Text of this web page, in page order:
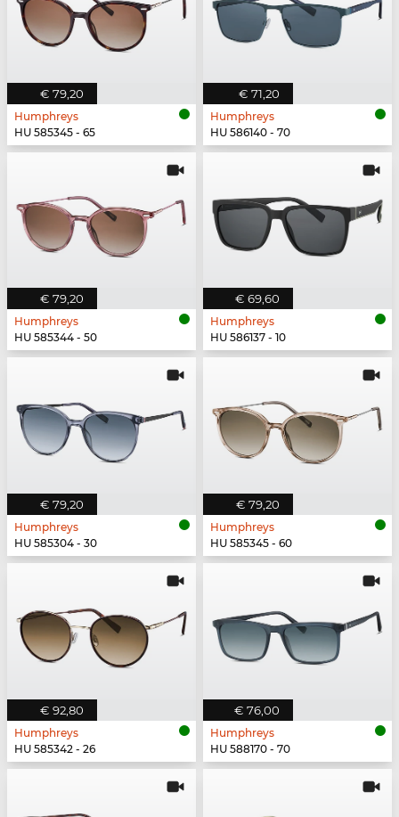
€ 79,20
Humphreys
HU 585345 - 65
€ 71,20
Humphreys
HU 586140 - 70
€ 79,20
Humphreys
HU 585344 - 50
€ 69,60
Humphreys
HU 586137 - 10
€ 79,20
Humphreys
HU 585304 - 30
€ 79,20
Humphreys
HU 585345 - 60
€ 92,80
Humphreys
HU 585342 - 26
€ 76,00
Humphreys
HU 588170 - 70